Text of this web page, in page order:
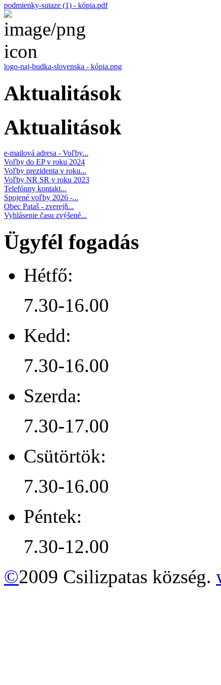
podmienky-sutaze (1) - kópia.pdf
logo-naj-budka-slovenska - kópia.png
Aktualitások
Aktualitások
e-mailová adresa - Voľby...
Voľby do EP v roku 2024
Voľby prezidenta v roku...
Voľby NR SR v roku 2023
Telefónny kontakt...
Spojené voľby 2026 -...
Obec Pataš - zverejň...
Vyhlásenie času zvýšené...
Ügyfél fogadás
Hétfő:
7.30-16.00
Kedd:
7.30-16.00
Szerda:
7.30-17.00
Csütörtök:
7.30-16.00
Péntek:
7.30-12.00
©2009 Csilizpatas község.